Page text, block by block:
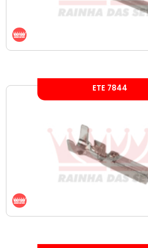
ETE 7844